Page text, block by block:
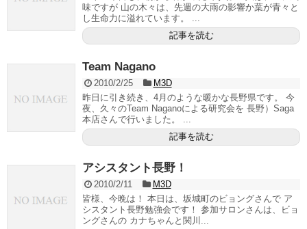
味ですが 山の木々は、先週の大雨の影響か葉が青々と
し生命力に溢れています。 ...
記事を読む
Team Nagano
2010/2/25
M3D
昨日に引き続き、4月のような暖かな長野県です。 今
夜、久々のTeam Naganoによる研究会を 長野）Saga
本店さんで行いました。 ...
記事を読む
アシスタント長野！
2010/2/11
M3D
皆様、今晩は！ 本日は、坂城町のビョングさんで ア
シスタント長野勉強会です！ 参加サロンさんは、ビョ
ングさんの カナちゃんと関川...